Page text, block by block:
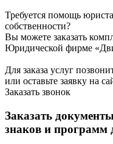
Требуется помощь
собственности?
Вы можете заказать
Юридической фирме
Для заказа услуг
или оставьте заявку на
Заказать звонок
Заказать
знаков и